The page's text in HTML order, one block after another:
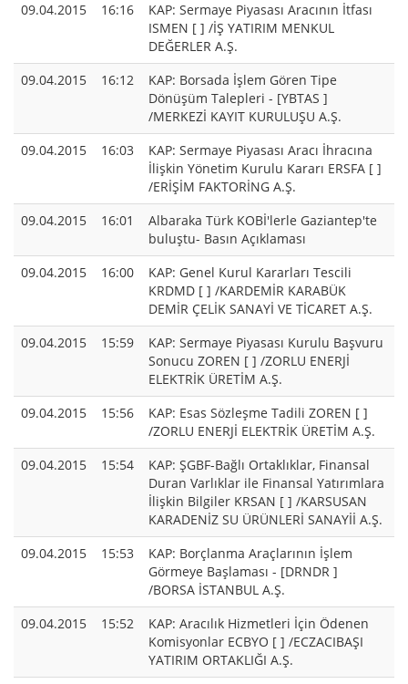
09.04.2015
16:16
KAP: Sermaye Piyasası Aracının İtfası
ISMEN [ ] /İŞ YATIRIM MENKUL
DEĞERLER A.Ş.
09.04.2015
16:12
KAP: Borsada İşlem Gören Tipe
Dönüşüm Talepleri - [YBTAS ]
/MERKEZİ KAYIT KURULUŞU A.Ş.
09.04.2015
16:03
KAP: Sermaye Piyasası Aracı İhracına
İlişkin Yönetim Kurulu Kararı ERSFA [ ]
/ERİŞİM FAKTORİNG A.Ş.
09.04.2015
16:01
Albaraka Türk KOBİ'lerle Gaziantep'te
buluştu- Basın Açıklaması
09.04.2015
16:00
KAP: Genel Kurul Kararları Tescili
KRDMD [ ] /KARDEMİR KARABÜK
DEMİR ÇELİK SANAYİ VE TİCARET A.Ş.
09.04.2015
15:59
KAP: Sermaye Piyasası Kurulu Başvuru
Sonucu ZOREN [ ] /ZORLU ENERJİ
ELEKTRİK ÜRETİM A.Ş.
09.04.2015
15:56
KAP: Esas Sözleşme Tadili ZOREN [ ]
/ZORLU ENERJİ ELEKTRİK ÜRETİM A.Ş.
09.04.2015
15:54
KAP: ŞGBF-Bağlı Ortaklıklar, Finansal
Duran Varlıklar ile Finansal Yatırımlara
İlişkin Bilgiler KRSAN [ ] /KARSUSAN
KARADENİZ SU ÜRÜNLERİ SANAYİİ A.Ş.
09.04.2015
15:53
KAP: Borçlanma Araçlarının İşlem
Görmeye Başlaması - [DRNDR ]
/BORSA İSTANBUL A.Ş.
09.04.2015
15:52
KAP: Aracılık Hizmetleri İçin Ödenen
Komisyonlar ECBYO [ ] /ECZACIBAŞI
YATIRIM ORTAKLIĞI A.Ş.